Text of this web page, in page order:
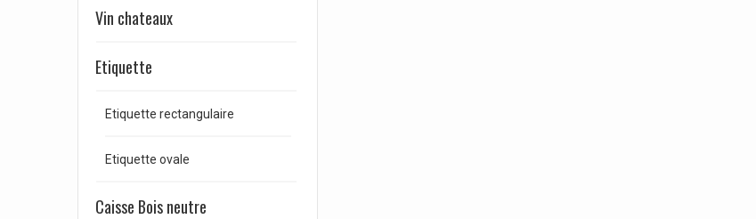
Vin chateaux
Etiquette
Etiquette rectangulaire
Etiquette ovale
Caisse Bois neutre